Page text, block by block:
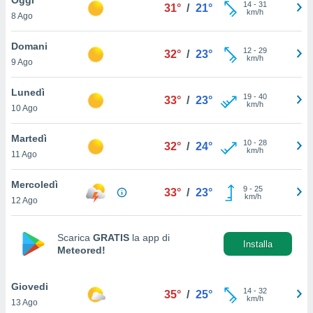
è
al sito
di
ci
di
il
un
la
nella
8 Ago
31° / 21° 14- 31
km/h
Domani
9 Ago
32° / 23° 12- 29
km/h
Lunedì
10 Ago
33° / 23° 19- 40
km/h
Martedì
11 Ago
32° / 24° 10- 28
km/h
Mercoledì
12 Ago
33° / 23° 9- 25
km/h
Scarica GRATIS la app di
Meteored!
Installa
Giovedi
13 Ago
35° / 25° 14- 32
km/h